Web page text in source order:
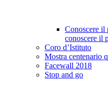
Conoscere il
conoscere il
Coro d’Istituto
Mostra centenario
Facewall 2018
Stop and go